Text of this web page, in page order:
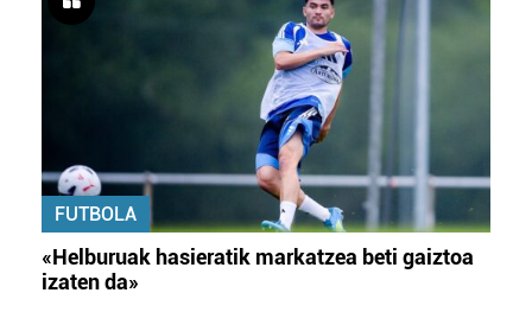
FUTBOLA
«Helburuak hasieratik markatzea beti gaiztoa
izaten da»